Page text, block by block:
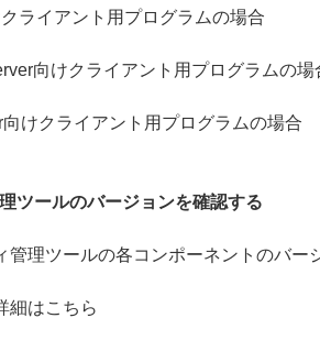
ライアント用プログラムの場合
向けクライアント用プログラムの場
向けクライアント用プログラムの場合
ツールのバージョンを確認する
管理ツールの各コンポーネントのバー
細はこちら